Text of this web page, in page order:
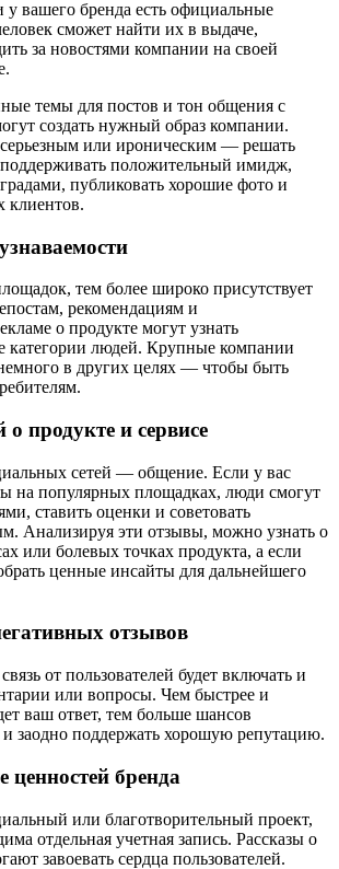
у вашего бренда есть официальные
сможет найти их в выдаче,
за новостями компании на своей
темы для постов и тон общения с
создать нужный образ компании.
или ироническим — решать
положительный имидж,
публиковать хорошие фото и
клиентов.
тем более широко присутствует
рекомендациям и
о продукте могут узнать
категории людей. Крупные компании
в других целях — чтобы быть
продукте и сервисе
сетей — общение. Если у вас
на популярных площадках, люди смогут
ставить оценки и советовать
Анализируя эти отзывы, можно узнать о
или болевых точках продукта, а если
ценные инсайты для дальнейшего
отзывов
от пользователей будет включать и
или вопросы. Чем быстрее и
ваш ответ, тем больше шансов
и заодно поддержать хорошую репутацию.
ценностей бренда
или благотворительный проект,
отдельная учетная запись. Рассказы о
завоевать сердца пользователей.